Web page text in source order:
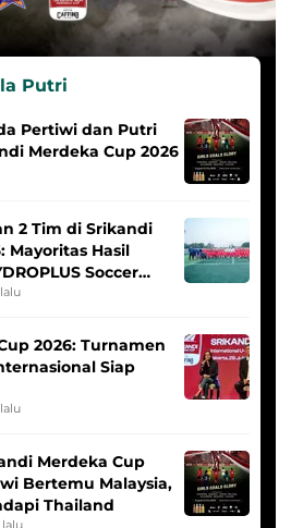
Putri
Pertiwi dan Putri
Merdeka Cup 2026
2 Tim di Srikandi
Mayoritas Hasil
Soccer
2026: Turnamen
Siap
Merdeka Cup
Bertemu Malaysia,
Thailand